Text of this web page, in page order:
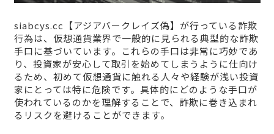
siabcys.cc【アジアバークレイズ偽】が行っている詐欺
行為は、仮想通貨業界で一般的に見られる典型的な詐欺
手口に基づいています。これらの手口は非常に巧妙であ
り、投資家が安心して取引を始めてしまうように仕向け
るため、初めて仮想通貨に触れる人々や経験が浅い投資
家にとっては特に危険です。具体的にどのような手口が
使われているのかを理解することで、詐欺に巻き込まれ
るリスクを避けることができます。